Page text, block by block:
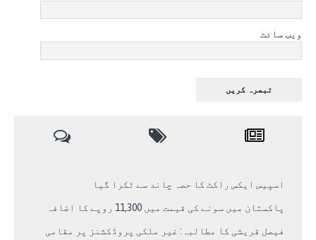
ویب سائٹ
اسپیس ایکس راکٹ کا حصہ چاند سے ٹکرا گیا
پاکستان میں سونے کی قیمت میں 11,300 روپے کا اضافہ
فیصل قریشی کا مطالبہ: غیر ملکی پروڈکشنز پر مقامی